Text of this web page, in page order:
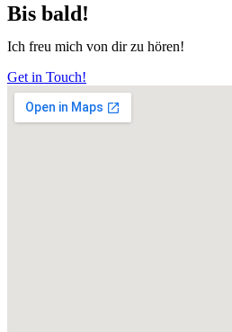
Bis bald!
Ich freu mich von dir zu hören!
Get in Touch!